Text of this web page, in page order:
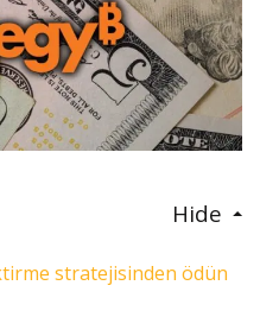
Hide
stratejisinden ödün